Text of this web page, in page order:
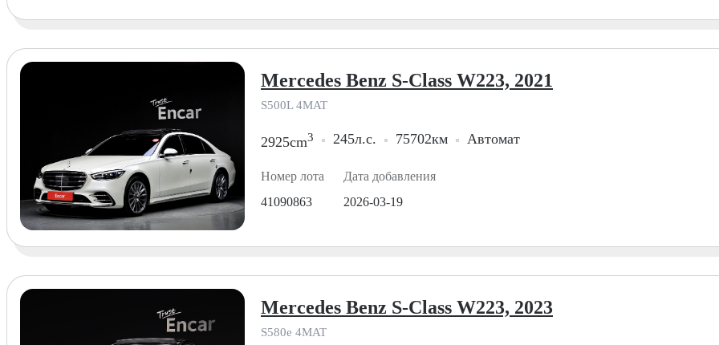
Mercedes Benz S-Class W223, 2021
S500L 4MAT
2925cm3 245л.с. 75702км Автомат
Номер лота
41090863
Дата добавления
2026-03-19
Mercedes Benz S-Class W223, 2023
S580e 4MAT